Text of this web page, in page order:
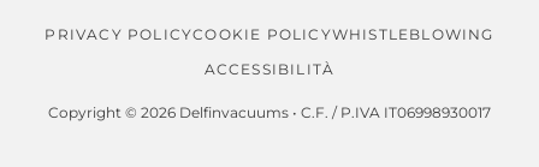
Copyright © 2026 Delfinvacuums • C.F. / P.IVA IT06998930017
legali
PRIVACY POLICYCOOKIE POLICYWHISTLEBLOWING
ACCESSIBILITÀ